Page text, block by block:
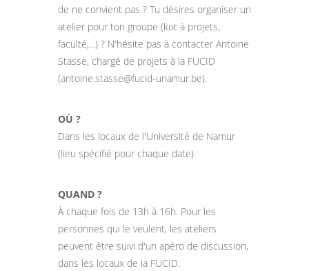
de ne convient pas ? Tu désires organiser un
atelier pour ton groupe (kot à projets,
faculté,...) ? N'hésite pas à contacter Antoine
Stasse, chargé de projets à la FUCID
(antoine.stasse@fucid-unamur.be).
OÙ ?
Dans les locaux de l'Université de Namur
(lieu spécifié pour chaque date)
QUAND ?
À chaque fois de 13h à 16h. Pour les
personnes qui le veulent, les ateliers
peuvent être suivi d'un apéro de discussion,
dans les locaux de la FUCID.